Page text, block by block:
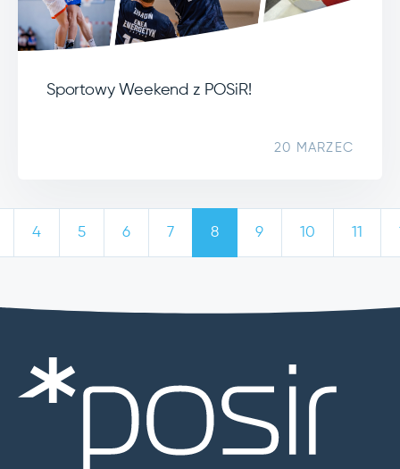
Sportowy Weekend z POSiR!
20 MARZEC
4 5 6 7 8 9 10 11